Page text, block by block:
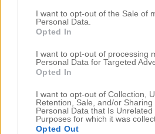
I want to opt-out of the Sale of
Personal Data.
Opted In
I want to opt-out of processing
Personal Data for Targeted
Opted In
I want to opt-out of Collection,
Retention, Sale, and/or Sharing
Personal Data that Is Unrelated
Purposes for which it was
Opted Out
Kommentera*
Namn*